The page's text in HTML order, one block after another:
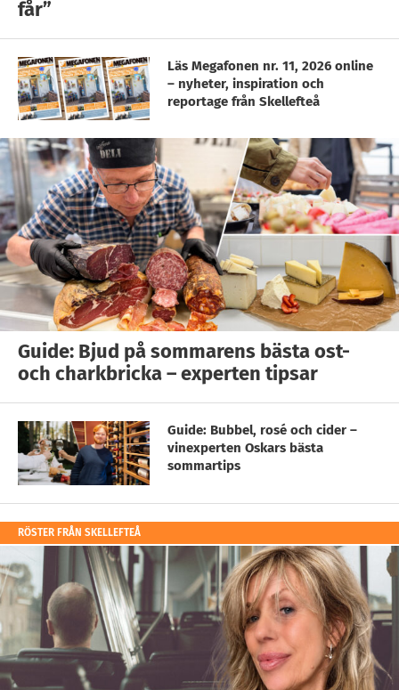
får”
Läs Megafonen nr. 11, 2026 online
– nyheter, inspiration och
reportage från Skellefteå
Guide: Bjud på sommarens bästa ost-
och charkbricka – experten tipsar
Guide: Bubbel, rosé och cider –
vinexperten Oskars bästa
sommartips
RÖSTER FRÅN SKELLEFTEÅ